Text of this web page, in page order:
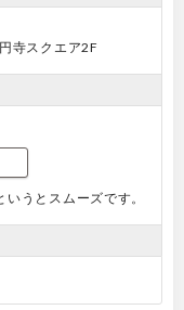
寺スクエア2F
うとスムーズです。